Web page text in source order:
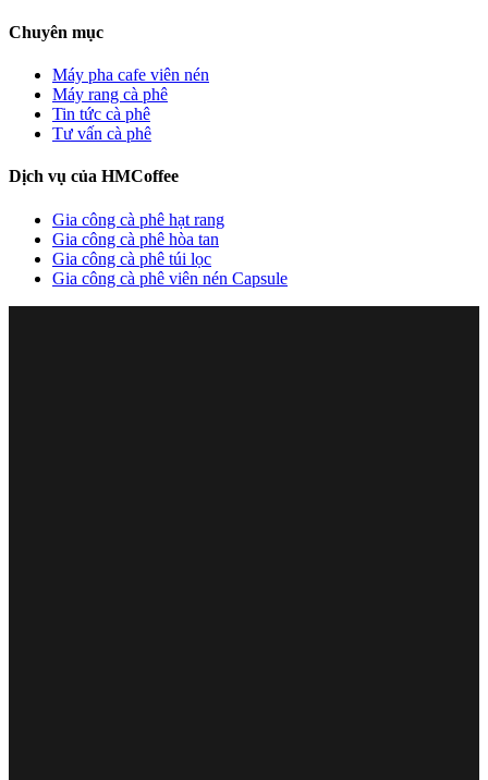
Chuyên mục
Máy pha cafe viên nén
Máy rang cà phê
Tin tức cà phê
Tư vấn cà phê
Dịch vụ của HMCoffee
Gia công cà phê hạt rang
Gia công cà phê hòa tan
Gia công cà phê túi lọc
Gia công cà phê viên nén Capsule